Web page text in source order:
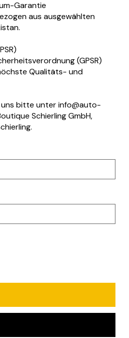
Garantie
aus ausgewählten
(GPSR)
Qualitäts- und
bitte unter info@auto-
Schierling GmbH,